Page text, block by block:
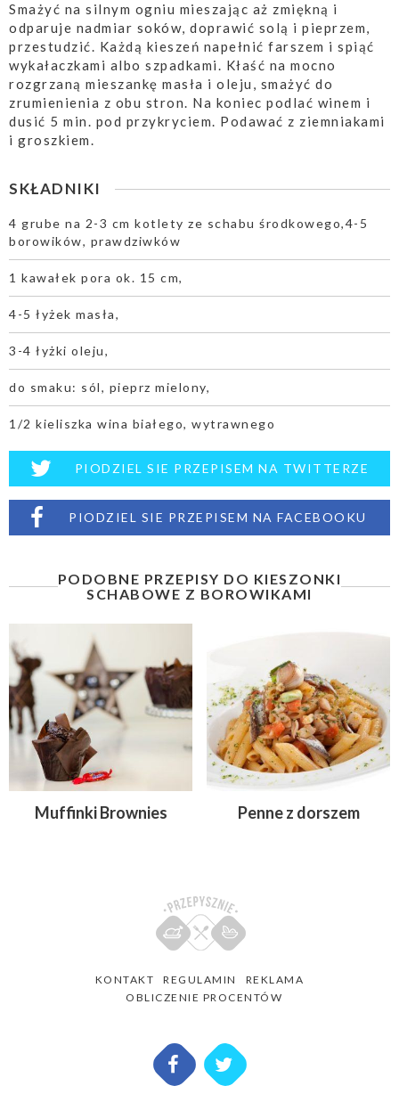
Smażyć na silnym ogniu mieszając aż zmiękną i
odparuje nadmiar soków, doprawić solą i pieprzem,
przestudzić. Każdą kieszeń napełnić farszem i spiąć
wykałaczkami albo szpadkami. Kłaść na mocno
rozgrzaną mieszankę masła i oleju, smażyć do
zrumienienia z obu stron. Na koniec podlać winem i
dusić 5 min. pod przykryciem. Podawać z ziemniakami
i groszkiem.
SKŁADNIKI
4 grube na 2-3 cm kotlety ze schabu środkowego,4-5
borowików, prawdziwków
1 kawałek pora ok. 15 cm,
4-5 łyżek masła,
3-4 łyżki oleju,
do smaku: sól, pieprz mielony,
1/2 kieliszka wina białego, wytrawnego
PIODZIEL SIE PRZEPISEM NA TWITTERZE
PIODZIEL SIE PRZEPISEM NA FACEBOOKU
PODOBNE PRZEPISY DO KIESZONKI
SCHABOWE Z BOROWIKAMI
Muffinki Brownies Penne z dorszem
KONTAKT REGULAMIN
REKLAMA
OBLICZENIE PROCENTÓW